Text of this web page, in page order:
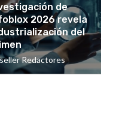
de
2026 revela
del
Redactores